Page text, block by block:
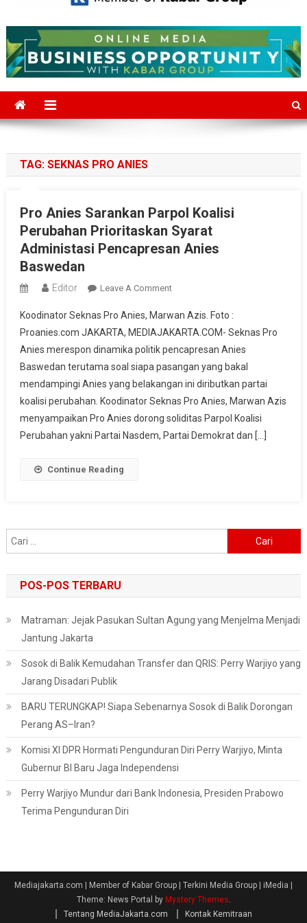
Mediajakarta.com
TAG: SEKNAS PRO ANIES
Pro Anies Sarankan Parpol Koalisi
Perubahan Prioritaskan Syarat
Administasi Pencapresan Anies
Baswedan
Editor Leave A CommentOn
Anies
Sarankan
Parpol
Koalisi
Perubahan
Prioritaskan
Syarat
Administasi
Koodinator Seknas Pro Anies, Marwan Azis. Foto :
Proanies.com JAKARTA, MEDIAJAKARTA.COM- Seknas Pro
Anies merespon dinamika politik pencapresan Anies
Baswedan terutama soal siapa pasangan yang bakal
mendampingi Anies yang belakangan ini diributkan partai
koalisi perubahan. Koodinator Seknas Pro Anies, Marwan Azis
menyampaikan Pro Anies dorong soliditas Parpol Koalisi
Perubahan yakni Partai Nasdem, Partai Demokrat dan […]
Continue Reading
untuk:
POS-POS TERBARU
Matraman: Jejak Pasukan Sultan Agung yang Menjelma Menjadi
Jantung Jakarta
Sosok di Balik Kemudahan Transfer dan QRIS: Perry Warjiyo yang
Jarang Disadari Publik
BARU TERUNGKAP! Siapa Sebenarnya Sosok di Balik Dorongan
Perang AS–Iran?
Komisi XI DPR Hormati Pengunduran Diri Perry Warjiyo, Minta
Gubernur BI Baru Jaga Independensi
Perry Warjiyo Mundur dari Bank Indonesia, Presiden Prabowo
Terima Pengunduran Diri
Mediajakarta.com | Member of Kabar Group | Terkini Media Group | iMedia
Theme: News Portal by Mystery Themes.
Tentang MediaJakarta.com
Kontak Kemitraan